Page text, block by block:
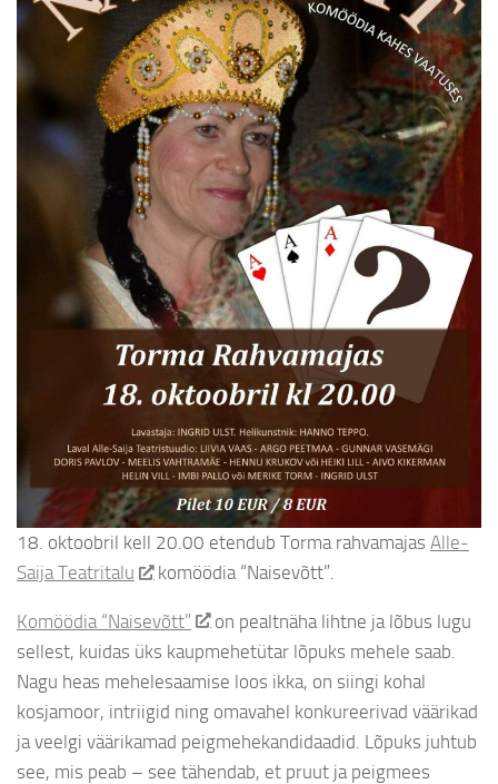
18. oktoobril kell 20.00 etendub Torma rahvamajas Alle-
Saija Teatritalu
komöödia “Naisevõtt”.
Komöödia “Naisevõtt”
on pealtnäha lihtne ja lõbus lugu
sellest, kuidas üks kaupmehetütar lõpuks mehele saab.
Nagu heas mehelesaamise loos ikka, on siingi kohal
kosjamoor, intriigid ning omavahel konkureerivad väärikad
ja veelgi väärikamad peigmehekandidaadid. Lõpuks juhtub
see, mis peab – see tähendab, et pruut ja peigmees